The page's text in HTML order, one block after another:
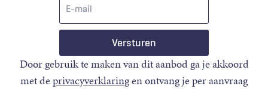
Door gebruik te maken van dit aanbod ga je akkoord
met deprivacyverklaringen ontvang je per aanvraag